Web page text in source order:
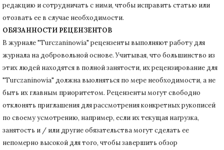
редакцию и сотрудничать с ними, чтобы исправить статью или
отозвать ее в случае необходимости.
ОБЯЗАННОСТИ РЕЦЕНЗЕНТОВ
В журнале "Turczaninowia" рецензенты выполняют работу для
журнала на добровольной основе.Учитывая, что большинство из
этих людей находятся в полной занятости, их рецензирование для
"Turczaninowia" должна выолняться по мере необходимости, а не
быть их главным приоритетом. Рецензенты могут свободно
отклонять приглашения для рассмотрения конкретных рукописей
по своему усмотрению, например, если их текущая нагрузка,
занятость и / или другие обязательства могут сделать ее
непомерно высокой для того, чтобы завершить обзор